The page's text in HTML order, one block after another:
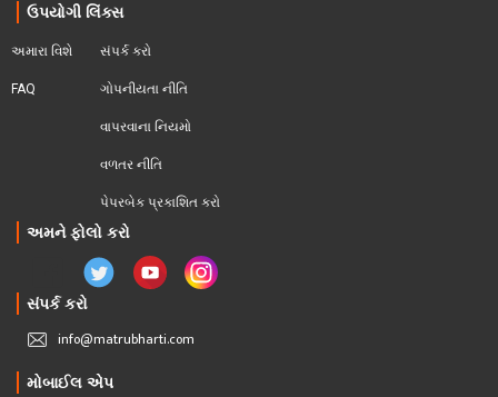
ઉપયોગી લિંક્સ
અમારા વિશે
FAQ
સંપર્ક કરો
ગોપનીયતા નીતિ
વાપરવાના નિયમો
વળતર નીતિ
પેપરબેક પ્રકાશિત કરો
અમને ફોલો કરો
સંપર્ક કરો
info@matrubharti.com
મોબાઈલ એપ